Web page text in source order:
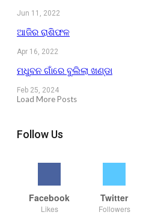
Jun 11, 2022
ଆଜିର ରାଶିଫଳ
Apr 16, 2022
ମଧୁବନ ଗାଁରେ ବୁଲିଲା ଖଣ୍ଡା
Feb 25, 2024
Load More Posts
Follow Us
Facebook
Likes
Twitter
Followers